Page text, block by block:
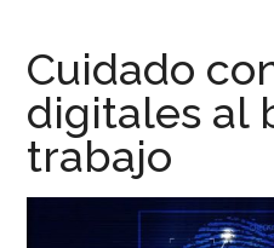
Cuidado
digitales al
trabajo